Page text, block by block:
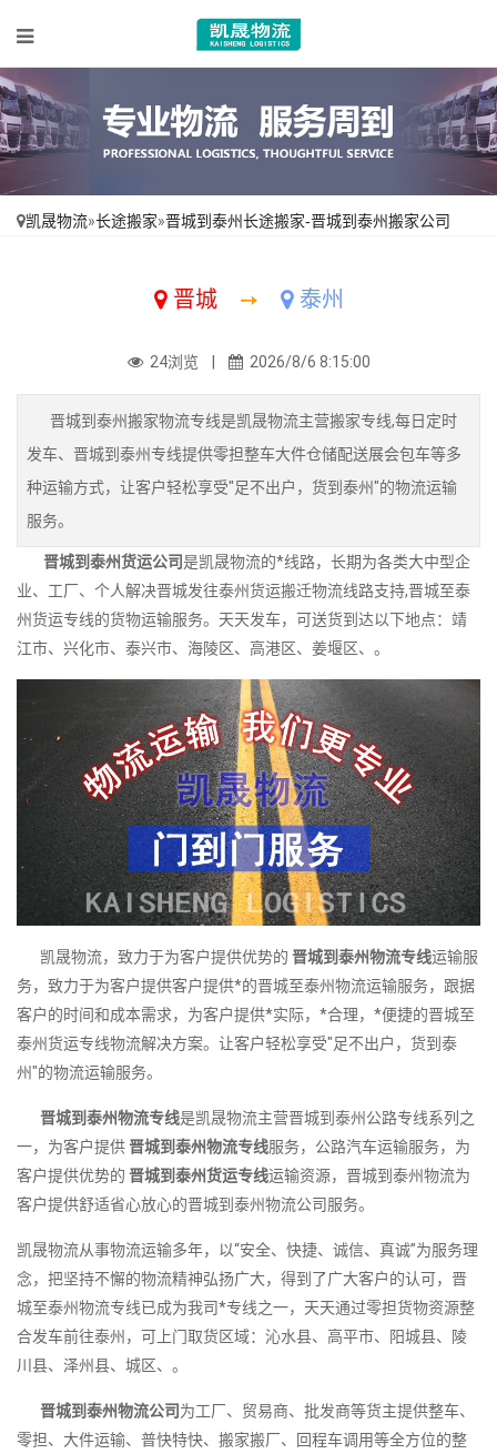
凯晟物流»长途搬家»晋城到泰州长途搬家-晋城到泰州搬家公司
晋城 ➙ 泰州
24浏览 | 2026/8/6 8:15:00
晋城到泰州搬家物流专线是凯晟物流主营搬家专线,每日定时
发车、晋城到泰州专线提供零担整车大件仓储配送展会包车等多
种运输方式，让客户轻松享受"足不出户，货到泰州"的物流运输
服务。
晋城到泰州货运公司是凯晟物流的*线路，长期为各类大中型企
业、工厂、个人解决晋城发往泰州货运搬迁物流线路支持,晋城至泰
州货运专线的货物运输服务。天天发车，可送货到达以下地点：靖
江市、兴化市、泰兴市、海陵区、高港区、姜堰区、。
凯晟物流，致力于为客户提供优势的 晋城到泰州物流专线运输服
务，致力于为客户提供客户提供*的晋城至泰州物流运输服务，跟据
客户的时间和成本需求，为客户提供*实际，*合理，*便捷的晋城至
泰州货运专线物流解决方案。让客户轻松享受"足不出户，货到泰
州"的物流运输服务。
晋城到泰州物流专线是凯晟物流主营晋城到泰州公路专线系列之
一，为客户提供晋城到泰州物流专线服务，公路汽车运输服务，为
客户提供优势的 晋城到泰州货运专线运输资源，晋城到泰州物流为
客户提供舒适省心放心的晋城到泰州物流公司服务。
凯晟物流从事物流运输多年，以“安全、快捷、诚信、真诚”为服务理
念，把坚持不懈的物流精神弘扬广大，得到了广大客户的认可，晋
城至泰州物流专线已成为我司*专线之一，天天通过零担货物资源整
合发车前往泰州，可上门取货区域：沁水县、高平市、阳城县、陵
川县、泽州县、城区、。
晋城到泰州物流公司为工厂、贸易商、批发商等货主提供整车、
零担、大件运输、普快特快、搬家搬厂、回程车调用等全方位的整